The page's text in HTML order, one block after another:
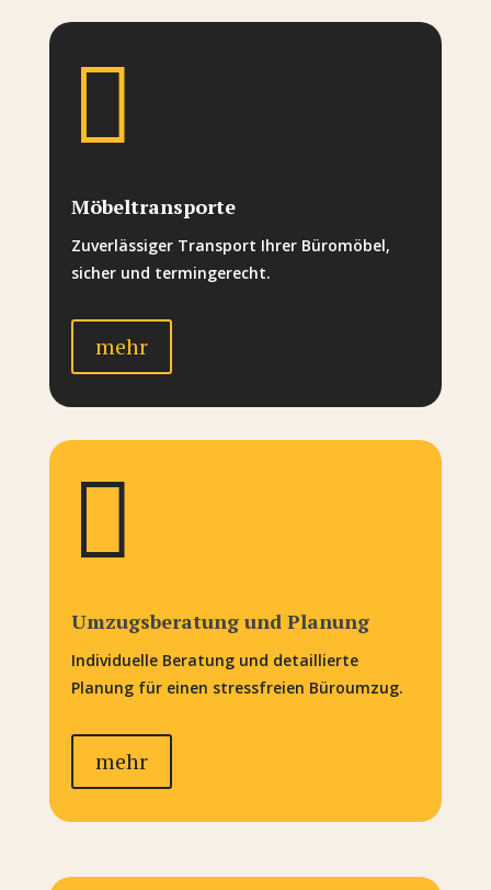

Möbeltransporte
Zuverlässiger Transport Ihrer Büromöbel,
sicher und termingerecht.
mehr

Umzugsberatung und Planung
Individuelle Beratung und detaillierte
Planung für einen stressfreien Büroumzug.
mehr